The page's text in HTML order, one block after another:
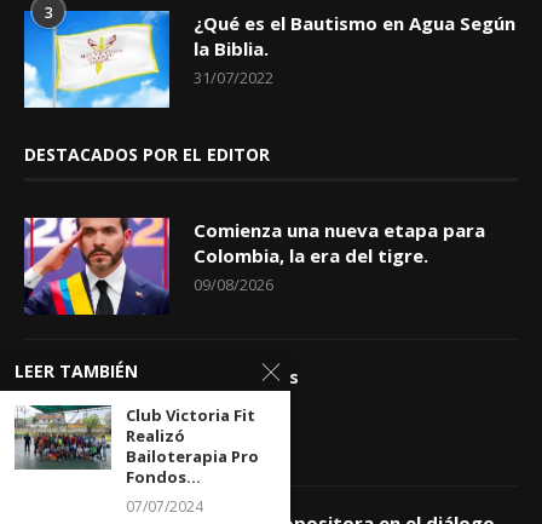
3
¿Qué es el Bautismo en Agua Según
la Biblia.
31/07/2022
DESTACADOS POR EL EDITOR
Comienza una nueva etapa para
Colombia, la era del tigre.
09/08/2026
Apóstrofes
09/08/2026
LEER TAMBIÉN
Club Victoria Fit
Realizó
Bailoterapia Pro
Fondos...
07/07/2024